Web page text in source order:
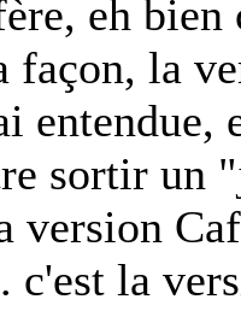
eh
façon, la
entendue,
sortir un
version
c'est la